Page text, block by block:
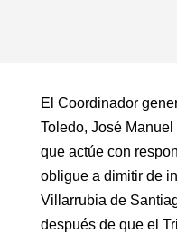
El Coordinador
Toledo, José
que actúe con
obligue a dimitir de
Villarrubia de
después de que el